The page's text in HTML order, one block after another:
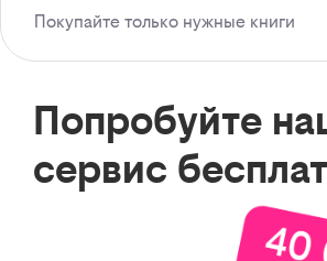
Покупайте только нужные книги
Попробуйте
сервис